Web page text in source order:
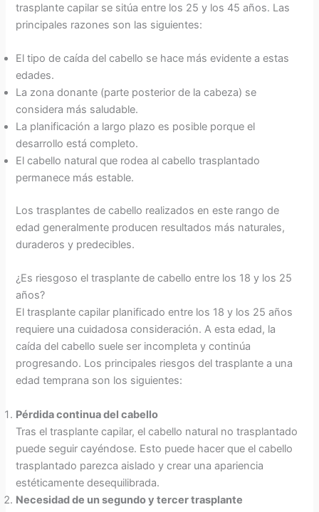
trasplante capilar se sitúa entre los 25 y los 45 años. Las
principales razones son las siguientes:
El tipo de caída del cabello se hace más evidente a estas
edades.
La zona donante (parte posterior de la cabeza) se
considera más saludable.
La planificación a largo plazo es posible porque el
desarrollo está completo.
El cabello natural que rodea al cabello trasplantado
permanece más estable.
Los trasplantes de cabello realizados en este rango de
edad generalmente producen resultados más naturales,
duraderos y predecibles.
¿Es riesgoso el trasplante de cabello entre los 18 y los 25
años?
El trasplante capilar planificado entre los 18 y los 25 años
requiere una cuidadosa consideración. A esta edad, la
caída del cabello suele ser incompleta y continúa
progresando. Los principales riesgos del trasplante a una
edad temprana son los siguientes:
Pérdida continua del cabello
Tras el trasplante capilar, el cabello natural no trasplantado
puede seguir cayéndose. Esto puede hacer que el cabello
trasplantado parezca aislado y crear una apariencia
estéticamente desequilibrada.
Necesidad de un segundo y tercer trasplante